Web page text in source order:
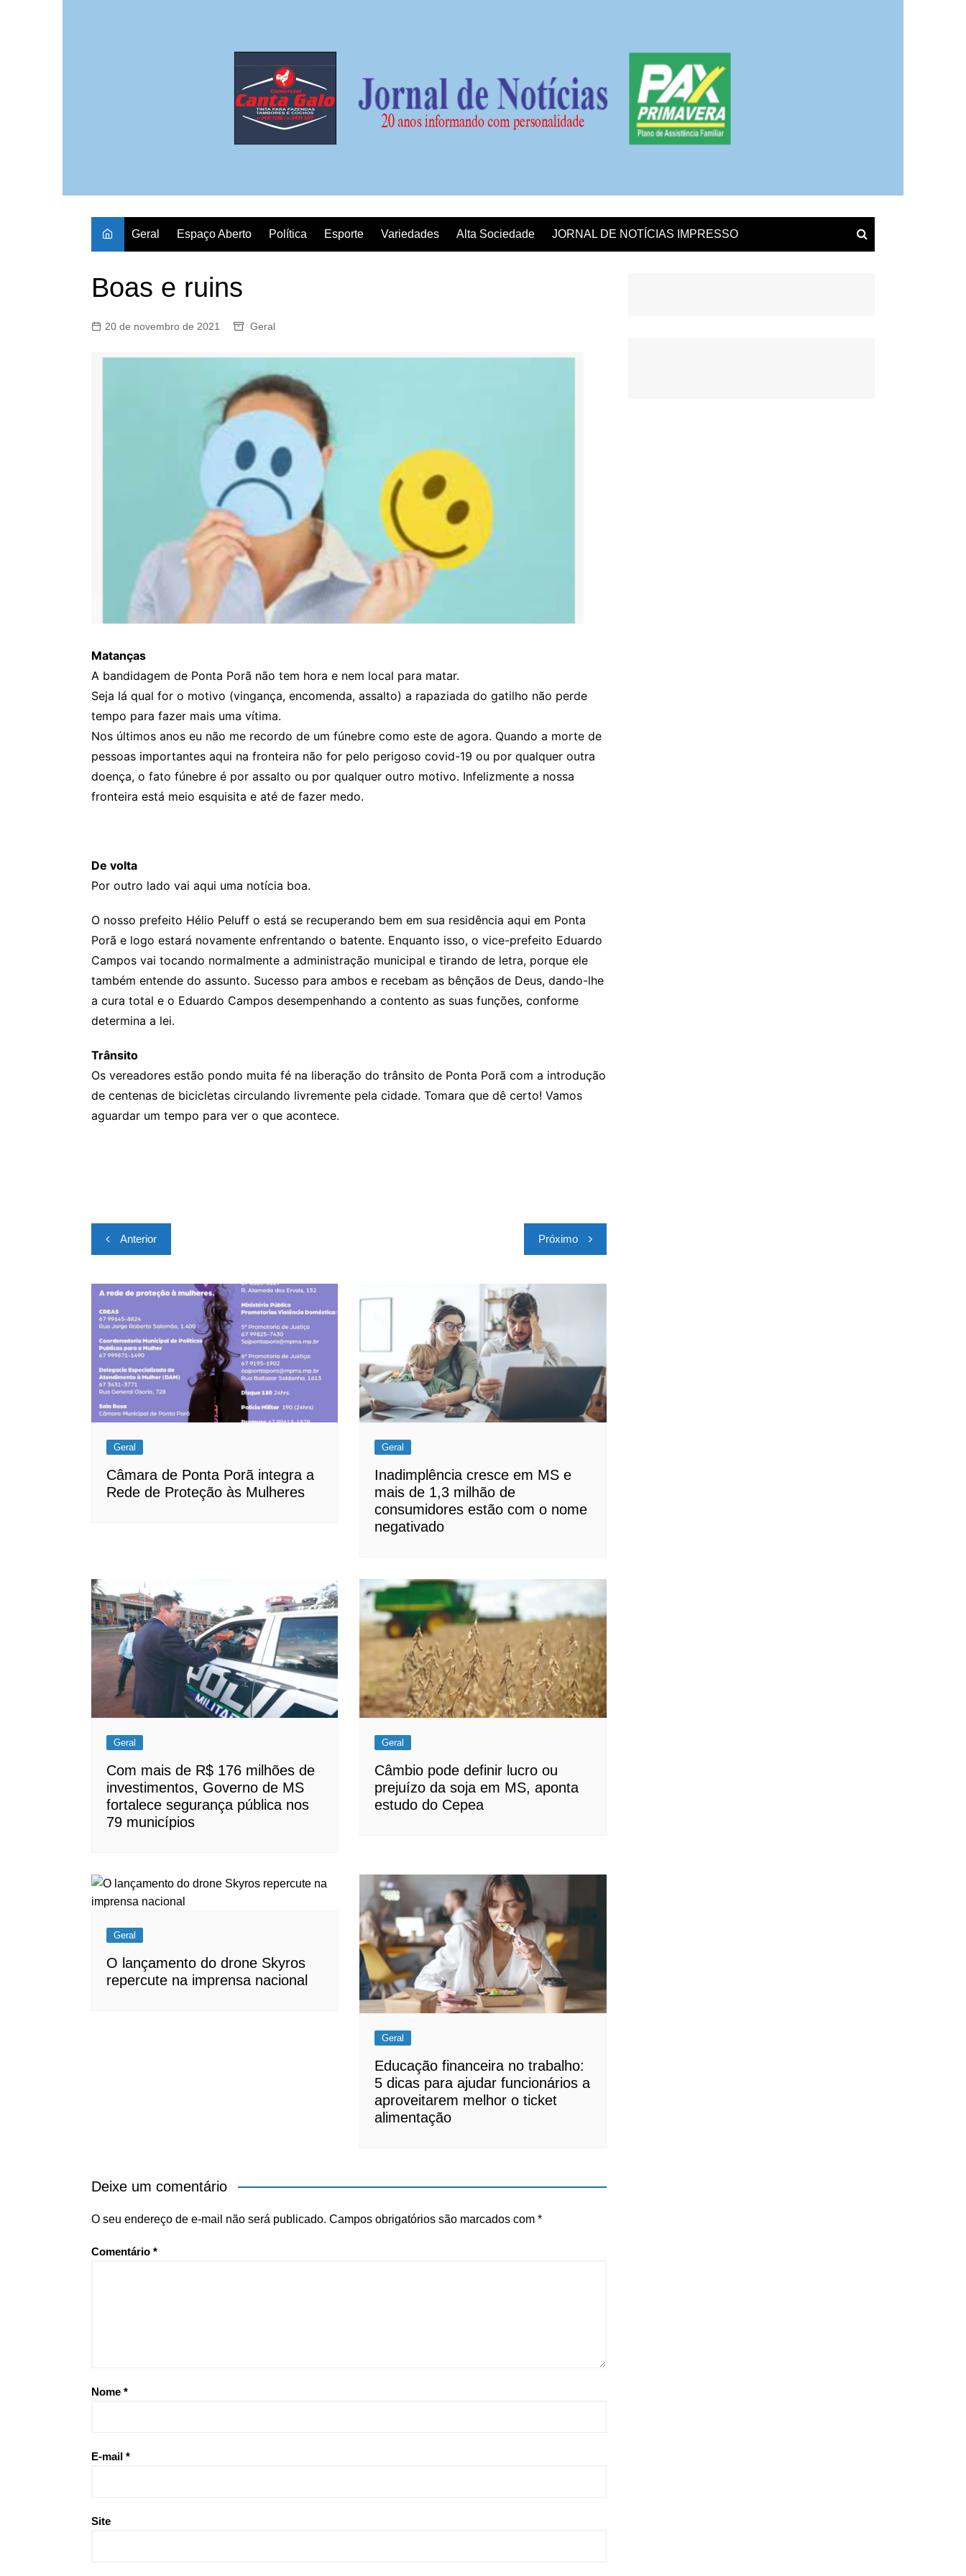
Geral Espaço Aberto Política Esporte Variedades Alta Sociedade JORNAL DE NOTÍCIAS IMPRESSO
Boas e ruins
20 de novembro de 2021 Geral
Matanças
A bandidagem de Ponta Porã não tem hora e nem local para matar.
Seja lá qual for o motivo (vingança, encomenda, assalto) a rapaziada do gatilho não perde
tempo para fazer mais uma vítima.
Nos últimos anos eu não me recordo de um fúnebre como este de agora. Quando a morte de
pessoas importantes aqui na fronteira não for pelo perigoso covid-19 ou por qualquer outra
doença, o fato fúnebre é por assalto ou por qualquer outro motivo. Infelizmente a nossa
fronteira está meio esquisita e até de fazer medo.
De volta
Por outro lado vai aqui uma notícia boa.
O nosso prefeito Hélio Peluff o está se recuperando bem em sua residência aqui em Ponta
Porã e logo estará novamente enfrentando o batente. Enquanto isso, o vice-prefeito Eduardo
Campos vai tocando normalmente a administração municipal e tirando de letra, porque ele
também entende do assunto. Sucesso para ambos e recebam as bênçãos de Deus, dando-lhe
a cura total e o Eduardo Campos desempenhando a contento as suas funções, conforme
determina a lei.
Trânsito
Os vereadores estão pondo muita fé na liberação do trânsito de Ponta Porã com a introdução
de centenas de bicicletas circulando livremente pela cidade. Tomara que dê certo! Vamos
aguardar um tempo para ver o que acontece.
Navegação
de
Post
Anterior Próximo
Geral
Câmara de Ponta Porã integra a
Rede de Proteção às Mulheres
Geral
Inadimplência cresce em MS e
mais de 1,3 milhão de
consumidores estão com o nome
negativado
Geral
Com mais de R$ 176 milhões de
investimentos, Governo de MS
fortalece segurança pública nos
79 municípios
Geral
Câmbio pode definir lucro ou
prejuízo da soja em MS, aponta
estudo do Cepea
Geral
O lançamento do drone Skyros
repercute na imprensa nacional
Geral
Educação financeira no trabalho:
5 dicas para ajudar funcionários a
aproveitarem melhor o ticket
alimentação
Deixe um comentário
O seu endereço de e-mail não será publicado. Campos obrigatórios são marcados com *
Comentário *
Nome *
E-mail *
Site